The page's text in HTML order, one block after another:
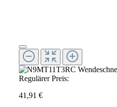
Regulärer Preis:
41,91 €